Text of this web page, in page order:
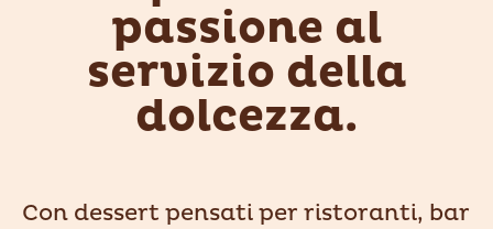
passione al
servizio della
dolcezza.
Con dessert pensati per ristoranti, bar